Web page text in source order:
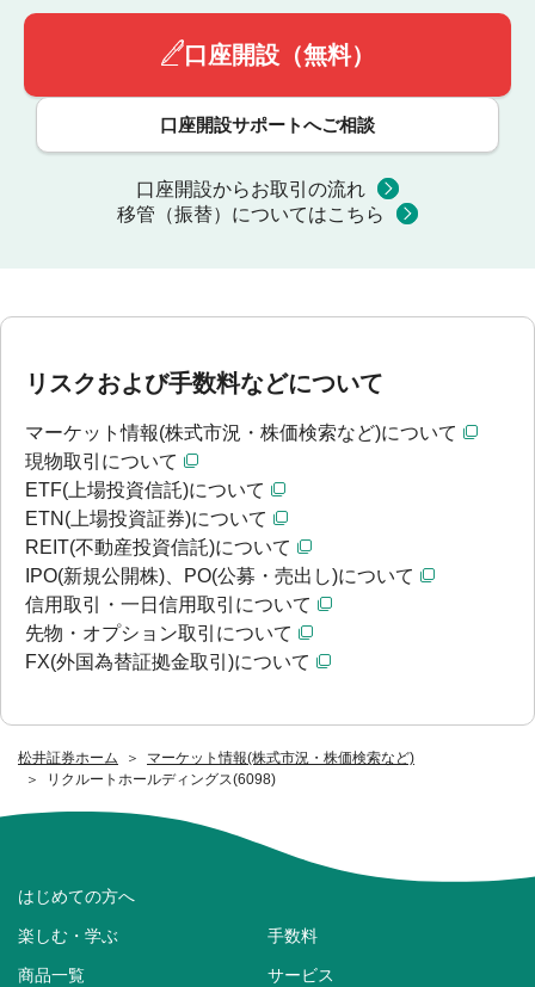
松井証券ホーム
マーケット情報(株式市況・株価検索など)
リクルートホールディングス(6098)
口座開設（無料）
口座開設サポートへご相談
口座開設からお取引の流れ
移管（振替）についてはこちら
リスクおよび手数料などについて
マーケット情報(株式市況・株価検索など)について
現物取引について
ETF(上場投資信託)について
ETN(上場投資証券)について
REIT(不動産投資信託)について
IPO(新規公開株)、PO(公募・売出し)について
信用取引・一日信用取引について
先物・オプション取引について
FX(外国為替証拠金取引)について
はじめての方へ
楽しむ・学ぶ 手数料
商品一覧 サービス